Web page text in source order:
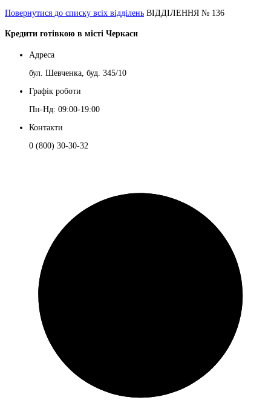
Повернутися до списку всіх відділень ВІДДІЛЕННЯ № 136
Кредити готівкою в місті Черкаси
Адреса
бул. Шевченка, буд. 345/10
Графік роботи
Пн-Нд: 09:00-19:00
Контакти
0 (800) 30-30-32